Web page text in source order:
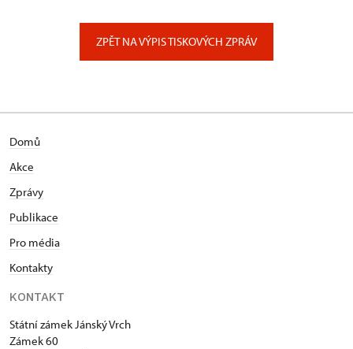
ZPĚT NA VÝPIS TISKOVÝCH ZPRÁV
Domů
Akce
Zprávy
Publikace
Pro média
Kontakty
KONTAKT
Státní zámek Jánský Vrch
Zámek 60